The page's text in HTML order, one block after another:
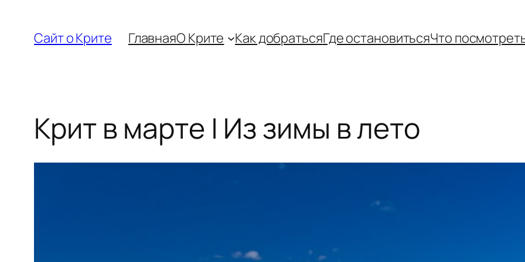
содержимому
Сайт о Крите ГлавнаяО Крите Как добратьсяГде остановитьсяЧто
Крит в марте | Из зимы в лето